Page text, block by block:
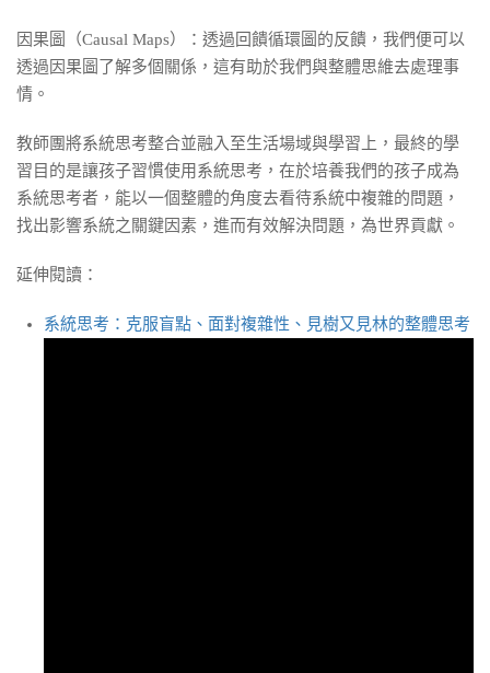
因果圖（Causal Maps）：透過回饋循環圖的反饋，我們便可以
透過因果圖了解多個關係，這有助於我們與整體思維去處理事
情。
教師團將系統思考整合並融入至生活場域與學習上，最終的學
習目的是讓孩子習慣使用系統思考，在於培養我們的孩子成為
系統思考者，能以一個整體的角度去看待系統中複雜的問題，
找出影響系統之關鍵因素，進而有效解決問題，為世界貢獻。
延伸閱讀：
系統思考：克服盲點、面對複雜性、見樹又見林的整體思考